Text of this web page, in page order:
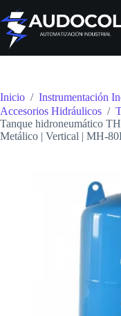
Saltar
al
contenido
Inicio / Instrumentación
Accesorios Hidráulicos /
Tanque hidroneumático
Metálico | Vertical | MH-